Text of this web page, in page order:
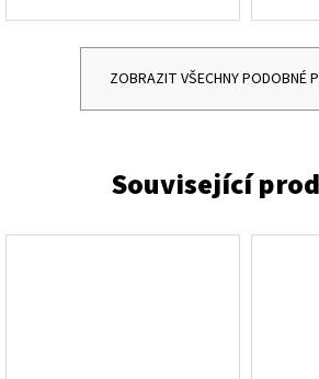
ZOBRAZIT VŠECHNY PODOBNÉ